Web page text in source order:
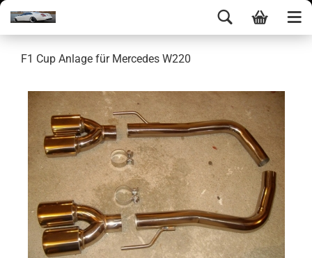
F1 Cup Anlage für Mercedes W220